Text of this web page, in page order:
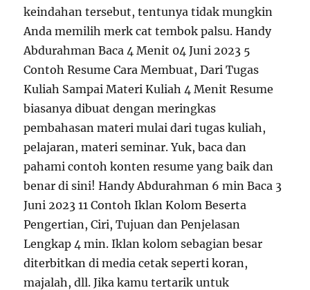
keindahan tersebut, tentunya tidak mungkin
Anda memilih merk cat tembok palsu. Handy
Abdurahman Baca 4 Menit 04 Juni 2023 5
Contoh Resume Cara Membuat, Dari Tugas
Kuliah Sampai Materi Kuliah 4 Menit Resume
biasanya dibuat dengan meringkas
pembahasan materi mulai dari tugas kuliah,
pelajaran, materi seminar. Yuk, baca dan
pahami contoh konten resume yang baik dan
benar di sini! Handy Abdurahman 6 min Baca 3
Juni 2023 11 Contoh Iklan Kolom Beserta
Pengertian, Ciri, Tujuan dan Penjelasan
Lengkap 4 min. Iklan kolom sebagian besar
diterbitkan di media cetak seperti koran,
majalah, dll. Jika kamu tertarik untuk